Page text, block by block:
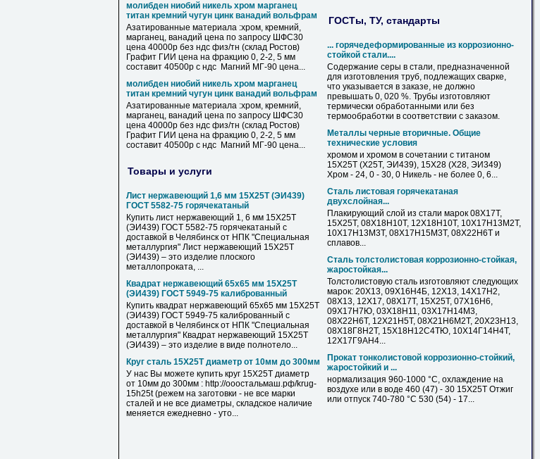
молибден ниобий никель хром марганец
титан кремний чугун цинк ванадий вольфрам
Азатированные материала :хром, кремний,
марганец, ванадий цена по запросу ШФС30
цена 40000р без ндс физ/тн (склад Ростов)
Графит ГИИ цена на фракцию 0, 2-2, 5 мм
составит 40500р с ндс Магний МГ-90 цена...
молибден ниобий никель хром марганец
титан кремний чугун цинк ванадий вольфрам
Азатированные материала :хром, кремний,
марганец, ванадий цена по запросу ШФС30
цена 40000р без ндс физ/тн (склад Ростов)
Графит ГИИ цена на фракцию 0, 2-2, 5 мм
составит 40500р с ндс Магний МГ-90 цена...
Товары и услуги
Лист нержавеющий 1,6 мм 15Х25Т (ЭИ439)
ГОСТ 5582-75 горячекатаный
Купить лист нержавеющий 1, 6 мм 15Х25Т
(ЭИ439) ГОСТ 5582-75 горячекатаный с
доставкой в Челябинск от НПК "Специальная
металлургия" Лист нержавеющий 15Х25Т
(ЭИ439) – это изделие плоского
металлопроката, ...
Квадрат нержавеющий 65х65 мм 15Х25Т
(ЭИ439) ГОСТ 5949-75 калиброванный
Купить квадрат нержавеющий 65х65 мм 15Х25Т
(ЭИ439) ГОСТ 5949-75 калиброванный с
доставкой в Челябинск от НПК "Специальная
металлургия" Квадрат нержавеющий 15Х25Т
(ЭИ439) – это изделие в виде полнотело...
Круг сталь 15Х25Т диаметр от 10мм до 300мм
У нас Вы можете купить круг 15Х25Т диаметр
от 10мм до 300мм : http://ооостальмаш.рф/krug-
15h25t (режем на заготовки - не все марки
сталей и не все диаметры, складское наличие
меняется ежедневно - уто...
ГОСТы, ТУ, стандарты
... горячедеформированные из коррозионно-
стойкой стали....
Содержание серы в стали, предназначенной
для изготовления труб, подлежащих сварке,
что указывается в заказе, не должно
превышать 0, 020 %. Трубы изготовляют
термически обработанными или без
термообработки в соответствии с заказом.
Металлы черные вторичные. Общие
технические условия
хромом и хромом в сочетании с титаном
15Х25Т (Х25Т, ЭИ439), 15Х28 (Х28, ЭИ349)
Хром - 24, 0 - 30, 0 Никель - не более 0, 6...
Сталь листовая горячекатаная
двухслойная...
Плакирующий слой из стали марок 08Х17Т,
15Х25Т, 08Х18Н10Т, 12Х18Н10Т, 10Х17Н13М2Т,
10Х17Н13М3Т, 08Х17Н15М3Т, 08Х22Н6Т и
сплавов...
Сталь толстолистовая коррозионно-стойкая,
жаростойкая...
Толстолистовую сталь изготовляют следующих
марок: 20X13, 09Х16Н4Б, 12X13, 14X17H2,
08X13, 12X17, 08Х17Т, 15Х25Т, 07Х16Н6,
09Х17Н7Ю, 03X18H11, 03Х17Н14М3,
08Х22Н6Т, 12X21H5T, 08X21Н6М2Т, 20Х23Н13,
08Х18Г8Н2Т, 15Х18Н12С4ТЮ, 10Х14Г14Н4Т,
12Х17Г9АН4...
Прокат тонколистовой коррозионно-стойкий,
жаростойкий и ...
нормализация 960-1000 °С, охлаждение на
воздухе или в воде 460 (47) - 30 15Х25Т Отжиг
или отпуск 740-780 °С 530 (54) - 17...